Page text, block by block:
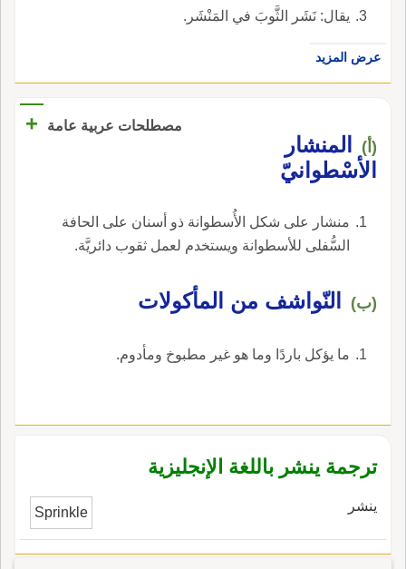
يقال: نَشَر الثَّوبَ في المَنْشَر.
عرض المزيد
مصطلحات عربية عامة +
(أ)
المنشار
الأسْطوانيّ
منشار على شكل الأُسطوانة ذو أسنان على الحافة
السُّفلى للأسطوانة ويستخدم لعمل ثقوب دائريَّة.
(ب) النّواشف من المأكولات
ما يؤكل باردًا وما هو غير مطبوخ ومأدوم.
ترجمة ينشر باللغة الإنجليزية
ينشر Sprinkle